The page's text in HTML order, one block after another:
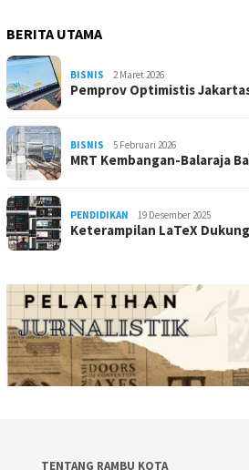
BERITA UTAMA
BISNIS 2 Maret 2026
Pemprov Optimistis
BISNIS 5 Februari 2026
MRT Kembangan-Balaraja
PENDIDIKAN 19 Desember 2025
Keterampilan LaTeX
TENTANG RAMBU KOTA